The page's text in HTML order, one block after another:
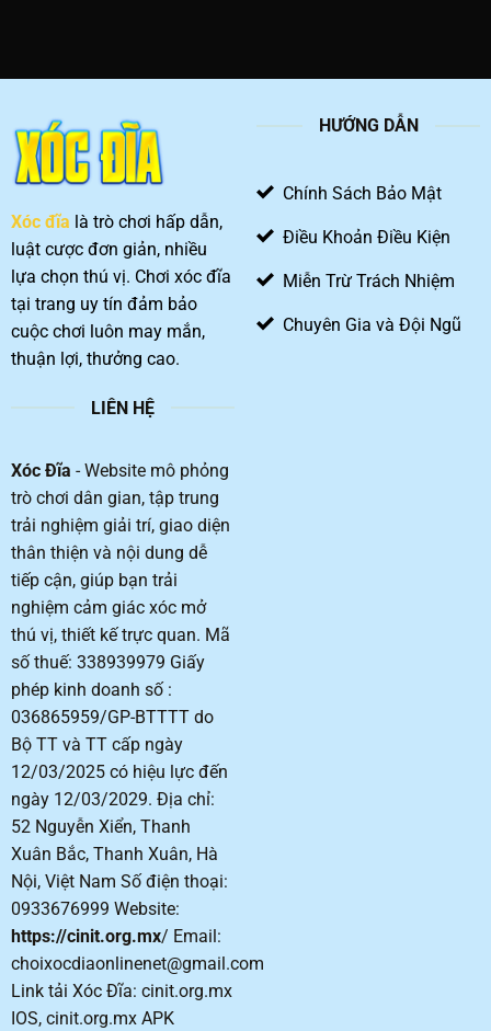
ván
Xóc đĩa là trò chơi hấp dẫn,
luật cược đơn giản, nhiều
lựa chọn thú vị. Chơi xóc đĩa
tại trang uy tín đảm bảo
cuộc chơi luôn may mắn,
thuận lợi, thưởng cao.
HƯỚNG DẪN
Chính Sách Bảo Mật
Điều Khoản Điều Kiện
Miễn Trừ Trách Nhiệm
Chuyên Gia và Đội Ngũ
LIÊN HỆ
Xóc Đĩa - Website mô phỏng
trò chơi dân gian, tập trung
trải nghiệm giải trí, giao diện
thân thiện và nội dung dễ
tiếp cận, giúp bạn trải
nghiệm cảm giác xóc mở
thú vị, thiết kế trực quan. Mã
số thuế: 338939979 Giấy
phép kinh doanh số :
036865959/GP-BTTTT do
Bộ TT và TT cấp ngày
12/03/2025 có hiệu lực đến
ngày 12/03/2029. Địa chỉ:
52 Nguyễn Xiển, Thanh
Xuân Bắc, Thanh Xuân, Hà
Nội, Việt Nam Số điện thoại:
0933676999 Website:
https://cinit.org.mx/ Email:
choixocdiaonlinenet@gmail.com
Link tải Xóc Đĩa: cinit.org.mx
IOS, cinit.org.mx APK